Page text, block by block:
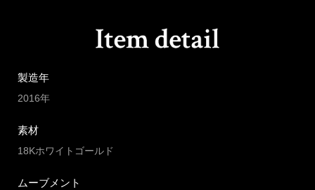
製造年
2016年
素材
18Kホワイトゴールド
ムーブメント